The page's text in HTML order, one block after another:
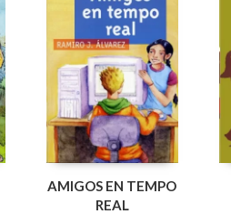
AMIGOS EN TEMPO
REAL